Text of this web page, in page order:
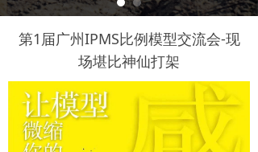
第1届广州IPMS比例模型交流会-现
场堪比神仙打架